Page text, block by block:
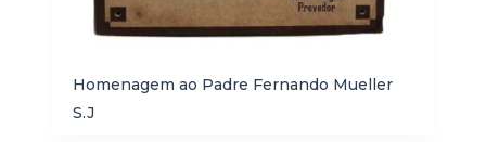
Homenagem ao Padre Fernando Mueller
S.J